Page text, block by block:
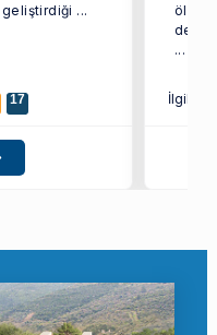
...
17
...
İlgili